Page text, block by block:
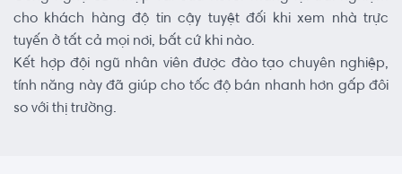
cho khách hàng độ tin cậy tuyệt đối khi xem nhà trực
tuyến ở tất cả mọi nơi, bất cứ khi nào.
Kết hợp đội ngũ nhân viên được đào tạo chuyên nghiệp,
tính năng này đã giúp cho tốc độ bán nhanh hơn gấp đôi
so với thị trường.